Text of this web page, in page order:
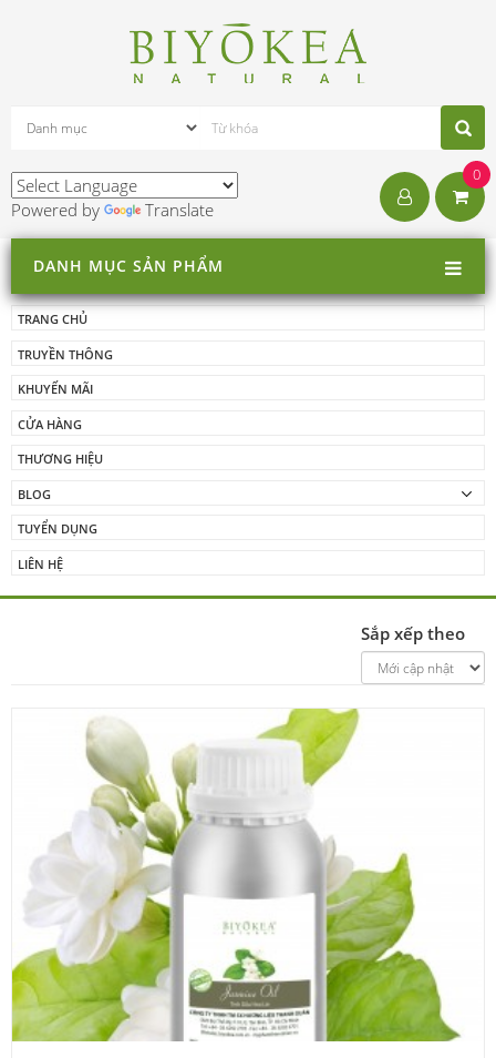
Powered by Translate
0
DANH MỤC SẢN PHẨM
TRANG CHỦ
TRUYỀN THÔNG
KHUYẾN MÃI
CỬA HÀNG
THƯƠNG HIỆU
BLOG
TUYỂN DỤNG
LIÊN HỆ
Sắp xếp theo